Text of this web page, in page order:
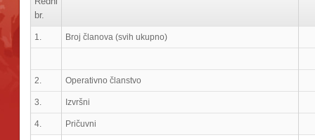
br.
1. Broj članova (svih ukupno)
2. Operativno članstvo
3. Izvršni
4. Pričuvni